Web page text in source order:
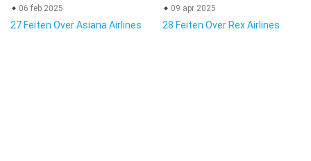
06 feb 2025
27 Feiten Over Asiana Airlines
09 apr 2025
28 Feiten Over Rex Airlines